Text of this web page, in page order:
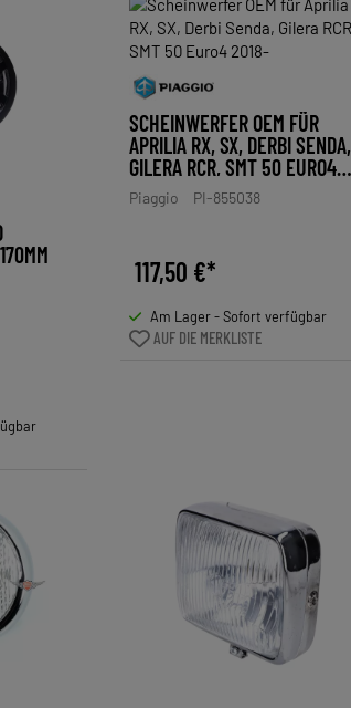
SCHEINWERFER OEM FÜR
APRILIA RX, SX, DERBI SENDA,
GILERA RCR, SMT 50 EURO4
2018-
Piaggio PI-855038
117,50 €*
Am Lager - Sofort verfügbar
AUF DIE MERKLISTE